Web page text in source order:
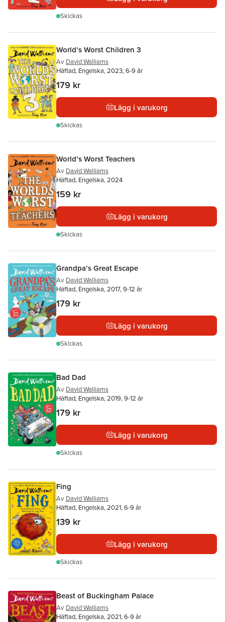
Skickas
World’s Worst Children 3
Av David Walliams
Häftad, Engelska, 2023, 6-9 år
179 kr
Lägg i varukorg
Skickas
World’s Worst Teachers
Av David Walliams
Häftad, Engelska, 2024
159 kr
Lägg i varukorg
Skickas
Grandpa’s Great Escape
Av David Walliams
Häftad, Engelska, 2017, 9-12 år
179 kr
Lägg i varukorg
Skickas
Bad Dad
Av David Walliams
Häftad, Engelska, 2019, 9-12 år
179 kr
Lägg i varukorg
Skickas
Fing
Av David Walliams
Häftad, Engelska, 2021, 6-9 år
139 kr
Lägg i varukorg
Skickas
Beast of Buckingham Palace
Av David Walliams
Häftad, Engelska, 2021, 6-9 år